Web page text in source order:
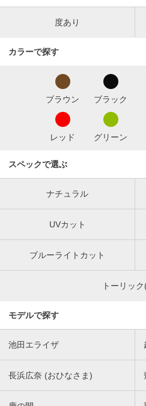
度あり
カラーで探す
ブラウン ブラック
レッド グリーン
スペックで選ぶ
ナチュラル
UVカット
ブルーライトカット
トーリッ
モデルで探す
池田エライザ
長浜広奈 (おひなさま)